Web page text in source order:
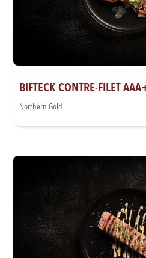
BIFTECK CONTRE-FILET
Northern Gold